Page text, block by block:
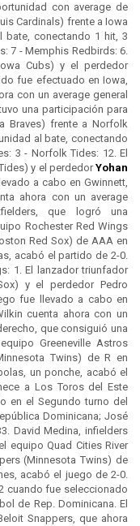
con average de
Cardinals) frente a Iowa
bate, conectando 1 hit, 3
7 - Memphis Redbirds: 6.
Cubs) y el perdedor
fue efectuado en Iowa,
con un average general
una participación para
Braves) frente a Norfolk
al bate, conectando
3 - Norfolk Tides: 12. El
y el perdedorYohan
a cabo en Gwinnett,
ahora con un average
que logró una
Rochester Red Wings
Red Sox) de AAA en
acabó el partido de 2-0.
1. El lanzador triunfador
y el perdedor Pedro
fue llevado a cabo en
cuenta ahora con un
que consiguió una
Greeneville Astros
Twins) de R en
un ponche, acabó el
a Los Toros del Este
en el Segundo turno del
Dominicana; José
David Medina, infielders
equipo Quad Cities River
(Minnesota Twins) de
acabó el juego de 2-0.
cuando fue seleccionado
de Rep. Dominicana. El
Snappers, que ahora